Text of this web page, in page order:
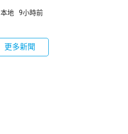
本地 9小時前
更多新聞